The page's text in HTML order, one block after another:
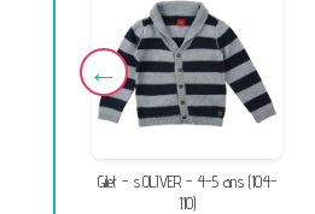
Gilet - s.OLIVER - 4-5 ans (104-
110)